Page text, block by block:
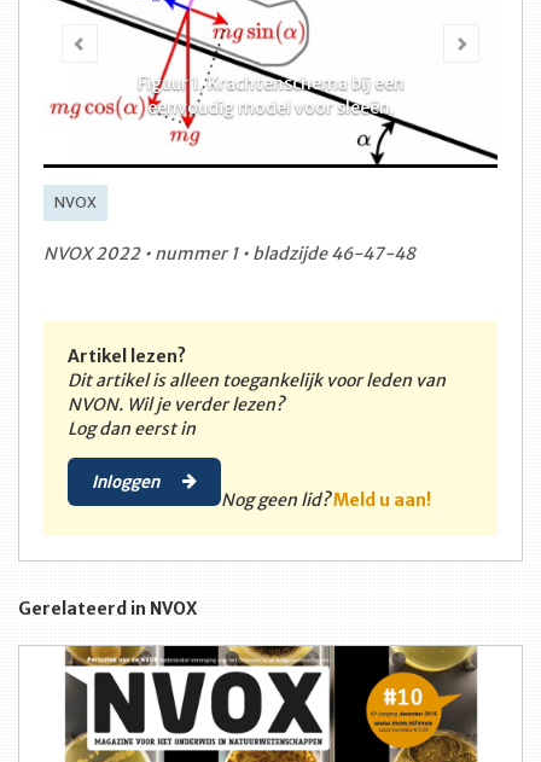
Figuur 1. Krachtenschema bij een
eenvoudig model voor sleeën.
Vorige
NVOX
NVOX 2022 • nummer 1 • bladzijde 46-47-48
Artikel lezen?
Dit artikel is alleen toegankelijk voor leden van
NVON. Wil je verder lezen?
Log dan eerst in
Inloggen
Nog geen lid?Meld u aan!
Gerelateerd in NVOX